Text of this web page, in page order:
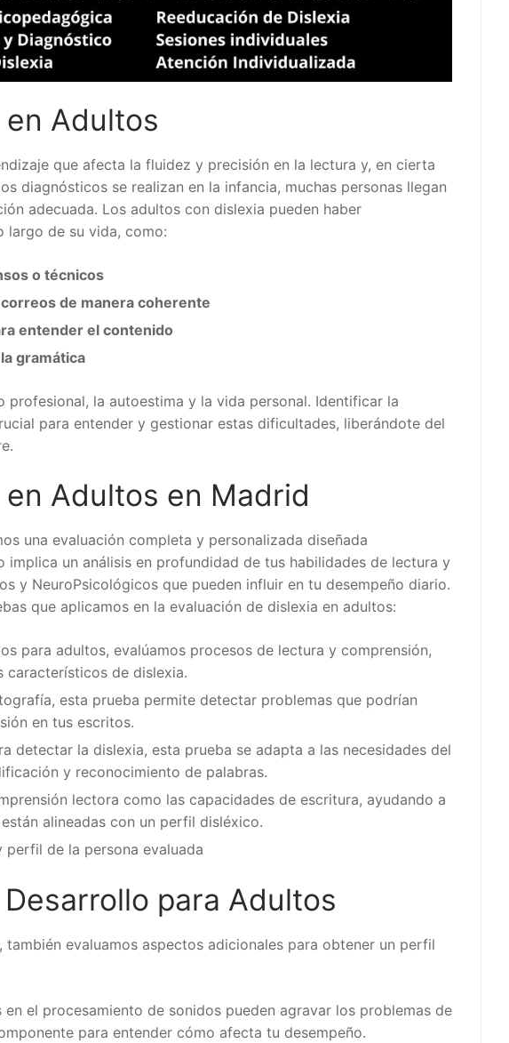
en Adultos
que afecta la fluidez y precisión en la lectura y, en cierta
diagnósticos se realizan en la infancia, muchas personas llegan
adecuada. Los adultos con dislexia pueden haber
largo de su vida, como:
o técnicos
de manera coherente
entender el contenido
gramática
la autoestima y la vida personal. Identificar la
para entender y gestionar estas dificultades, liberándote del
Adultos en Madrid
una evaluación completa y personalizada diseñada
un análisis en profundidad de tus habilidades de lectura y
y NeuroPsicológicos que pueden influir en tu desempeño diario.
que aplicamos en la evaluación de dislexia en adultos:
para adultos, evalúamos procesos de lectura y comprensión,
característicos de dislexia.
esta prueba permite detectar problemas que podrían
en tus escritos.
detectar la dislexia, esta prueba se adapta a las necesidades del
y reconocimiento de palabras.
lectora como las capacidades de escritura, ayudando a
alineadas con un perfil disléxico.
perfil de la persona evaluada
para Adultos
evaluamos aspectos adicionales para obtener un perfil
en el procesamiento de sonidos pueden agravar los problemas de
para entender cómo afecta tu desempeño.